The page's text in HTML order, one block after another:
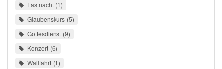
Fastnacht 1
Glaubenskurs 5
Gottesdienst 9
Konzert 6
Wallfahrt 1